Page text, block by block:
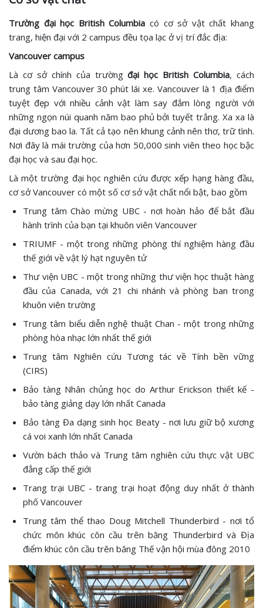
Trường đại học British Columbia có cơ sở vật chất khang
trang, hiện đại với 2 campus đều tọa lạc ở vị trí đắc địa:
Vancouver campus
Là cơ sở chính của trườngđại học British Columbia, cách
trung tâm Vancouver 30 phút lái xe. Vancouver là 1 địa điểm
tuyệt đẹp với nhiều cảnh vật làm say đắm lòng người với
những ngọn núi quanh năm bao phủ bởi tuyết trắng. Xa xa là
đại dương bao la. Tất cả tạo nên khung cảnh nên thơ, trữ tình.
Nơi đây là mái trường của hơn 50,000 sinh viên theo học bậc
đại học và sau đại học.
Là một trường đại học nghiên cứu được xếp hạng hàng đầu,
cơ sở Vancouver có một số cơ sở vật chất nổi bật, bao gồm
Trung tâm Chào mừng UBC - nơi hoàn hảo để bắt đầu
hành trình của bạn tại khuôn viên Vancouver
TRIUMF - một trong những phòng thí nghiệm hàng đầu
thế giới về vật lý hạt nguyên tử
Thư viện UBC - một trong những thư viện học thuật hàng
đầu của Canada, với 21 chi nhánh và phòng ban trong
khuôn viên trường
Trung tâm biểu diễn nghệ thuật Chan - một trong những
phòng hòa nhạc lớn nhất thế giới
Trung tâm Nghiên cứu Tương tác về Tính bền vững
(CIRS)
Bảo tàng Nhân chủng học do Arthur Erickson thiết kế -
bảo tàng giảng dạy lớn nhất Canada
Bảo tàng Đa dạng sinh học Beaty - nơi lưu giữ bộ xương
cá voi xanh lớn nhất Canada
Vườn bách thảo và Trung tâm nghiên cứu thực vật UBC
đẳng cấp thế giới
Trang trại UBC - trang trại hoạt động duy nhất ở thành
phố Vancouver
Trung tâm thể thao Doug Mitchell Thunderbird - nơi tổ
chức môn khúc côn cầu trên băng Thunderbird và Địa
điểm khúc côn cầu trên băng Thế vận hội mùa đông 2010